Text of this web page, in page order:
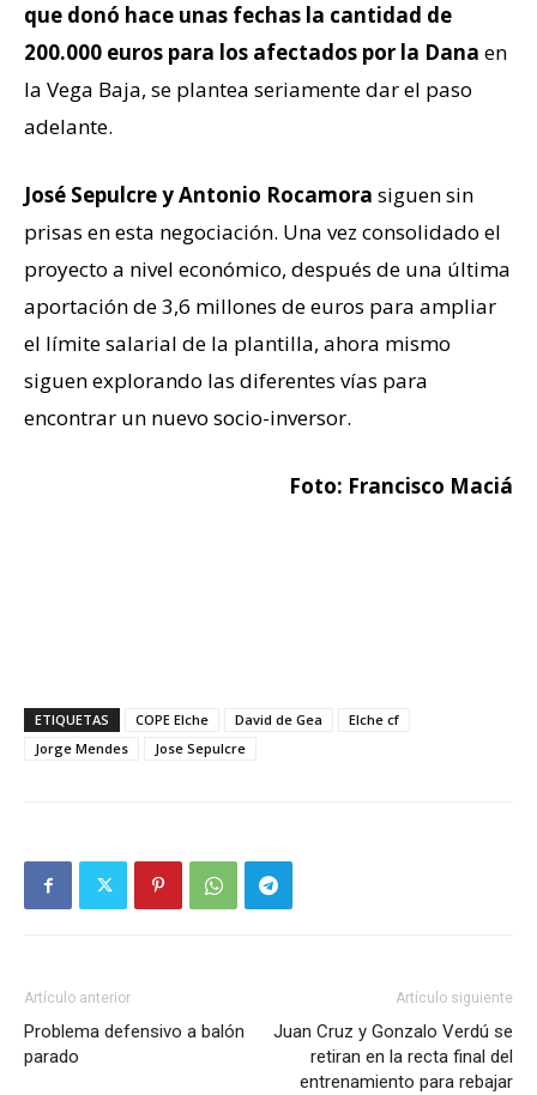
que donó hace unas fechas la cantidad de
200.000 euros para los afectados por la Dana en
la Vega Baja, se plantea seriamente dar el paso
adelante.
José Sepulcre y Antonio Rocamora siguen sin
prisas en esta negociación. Una vez consolidado el
proyecto a nivel económico, después de una última
aportación de 3,6 millones de euros para ampliar
el límite salarial de la plantilla, ahora mismo
siguen explorando las diferentes vías para
encontrar un nuevo socio-inversor.
Foto: Francisco Maciá
ETIQUETAS COPE Elche David de Gea
Elche cf
Jorge Mendes
Jose Sepulcre
Artículo anterior
Problema defensivo a balón
parado
Artículo siguiente
Juan Cruz y Gonzalo Verdú se
retiran en la recta final del
entrenamiento para rebajar